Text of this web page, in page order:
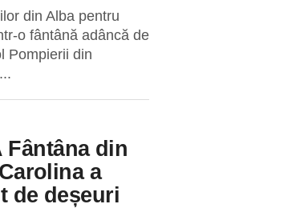
din Alba pentru
o fântână adâncă de
Pompierii din
Fântâna din
a
de deșeuri